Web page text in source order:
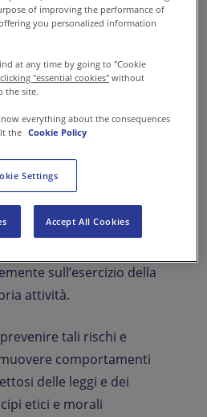
o la tentata
di reati commessi da
ad esse
legati e
nell'interesse o a
delle Società stesse.
della disciplina
nel Decreto può
per l’ente sanzioni
sull’esercizio della
attività.
tali rischi e
comportamenti
delle leggi e dei
etici e morali
of improving the performance of
you personalized information
at any time by going to "Cookie
clicking "essential cookies" without
the site.
everything about the consequences
the Cookie Policy
Settings
Accept All Cookies